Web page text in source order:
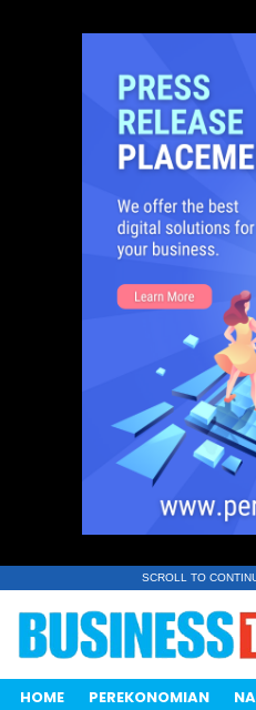
SCROLL TO
HOME PEREKONOMIAN